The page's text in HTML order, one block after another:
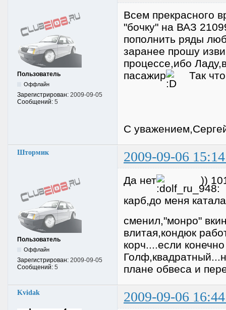
Пользователь
Оффлайн
Зарегистрирован: 2009-09-05
Сообщений: 5
Всем прекрасного
"бочку" на ВАЗ
пополнить ряды
заранее прошу
процессе,ибо
пасажир
Так
С
Штормик 2009-09-06
Пользователь
Оффлайн
Зарегистрирован: 2009-09-05
Сообщений: 5
Да нет
))
карб,до меня
сменил,"монро"
влитая,кондюк
корч....если
плане обвеса и
Kvidak 2009-09-06